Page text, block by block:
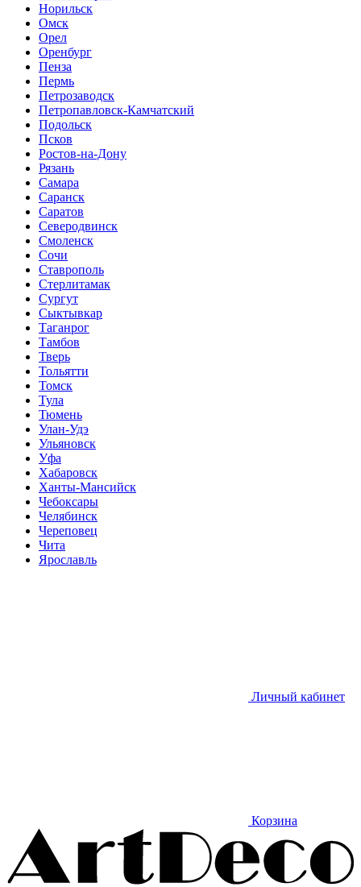
Норильск
Омск
Орел
Оренбург
Пенза
Пермь
Петрозаводск
Петропавловск-Камчатский
Подольск
Псков
Ростов-на-Дону
Рязань
Самара
Саранск
Саратов
Северодвинск
Смоленск
Сочи
Ставрополь
Стерлитамак
Сургут
Сыктывкар
Таганрог
Тамбов
Тверь
Тольятти
Томск
Тула
Тюмень
Улан-Удэ
Ульяновск
Уфа
Хабаровск
Ханты-Мансийск
Чебоксары
Челябинск
Череповец
Чита
Ярославль
Личный кабинет
Корзина